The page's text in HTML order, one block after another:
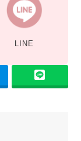
LINE